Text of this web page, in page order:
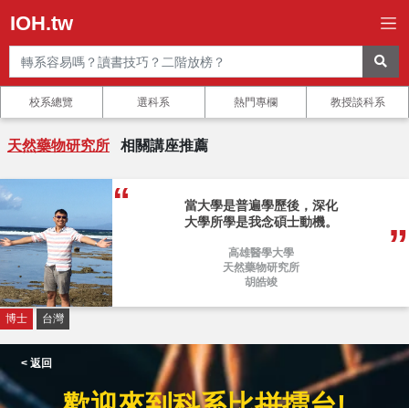
IOH.tw
校系總覽 選科系 熱門專欄 教授談科系
天然藥物研究所 相關講座推薦
當大學是普遍學歷後，深化
大學所學是我念碩士動機。
高雄醫學大學
天然藥物研究所
胡皓竣
博士 台灣
< 返回